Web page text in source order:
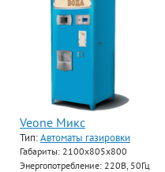
Veone Микс
Тип:Автоматы газировки
Габариты: 2100х805х800
Энергопотребление: 220В, 50Гц